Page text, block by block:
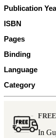
Publication
ISBN
Pages
Binding
Language
Category
In